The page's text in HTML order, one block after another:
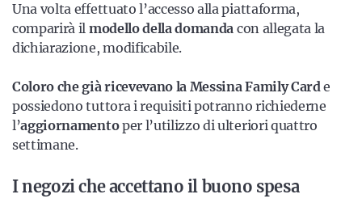
Una volta effettuato l’accesso alla piattaforma,
comparirà il modello della domanda con allegata la
dichiarazione, modificabile.
Coloro che già ricevevano la Messina Family Carde
possiedono tuttora i requisiti potranno richiederne
l’aggiornamentoper l’utilizzo di ulteriori quattro
settimane.
I negozi che accettano il buono spesa